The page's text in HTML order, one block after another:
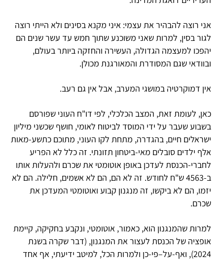
אני רוצה להבהיר את עצמי: איני מקנא בסינים ולא הייתי רוצה
לגור בסין, למרות שאני משוכנע שתוך חמש עד עשר שנים הם
יהפכו למעצמה הגדולה, העשירה והחזקה ביותר בעולם,
ובוודאי שגם המסודרת והמאורגנת מכולן.
אין דמוקרטיה במושגי המערב, אבל אין גם רעב.
כאן, לעומת זאת, המצב הכלכלי, לפי דו"ח העוני שפורסם
בשבוע שעבר על ידי המוסד לביטוח לאומי, חושף שכשני מיליון
ישראלים חיים, בהגדרה, מתחת לקו העוני, מתוכם כתשע-מאות
אלף ילדים סובלים מאי-ביטחון תזונתי. זה כלל לא הפריע
לחברי-הכנסת לעדכן באופן אוטומטי את שכרם ולהעלות אותו
ב-4563 ש"ח לחודש. זה לא הם, הם לא אשמים, חלילה. הם לא
יזמו, הם לא ביקשו, זה מנגנון קבוע ואוטומטי המעדכן את
שכרם.
למרות שהמנגנון הוא, כאמור, אוטומטי, ונקבע בחקיקה, קיימת
אופציה של הכנסת לעצור את המנגנון, (דבר שקרה בשנת
2024), ואף-על–פי-כן ולמרות הכל, למיטב ידיעתי, אף אחד